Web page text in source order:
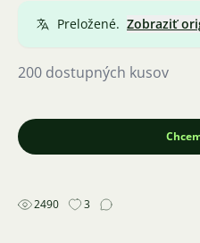
Preložené. Zobraziť
200 dostupných kusov
2490 3